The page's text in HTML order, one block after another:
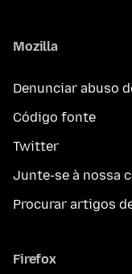
Mozilla
Denunciar abuso
Código fonte
Twitter
Junte-se à nossa
Procurar artigos
Firefox